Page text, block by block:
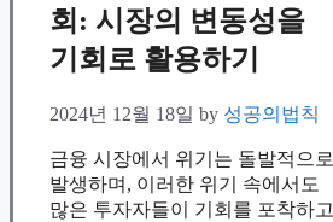
회: 시장의 변동성을
기회로 활용하기
2024년 12월 18일 by 성공의법칙
금융 시장에서 위기는 돌발적으로
발생하며, 이러한 위기 속에서도
많은 투자자들이 기회를 포착하고